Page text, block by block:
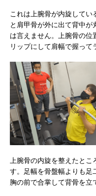
これは上腕骨が内旋して
と肩甲骨が外に出て背中が
は言えません。上腕骨の
リップにして肩幅で握って
上腕骨の内旋を整えたとこ
す。足幅を骨盤幅よりも足
胸の前で合掌して背骨を立